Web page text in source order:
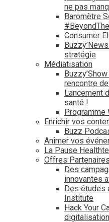
ne pas
Baromètre
Consumer
stratégie
Médiatisation
rencontre
Lancement
santé !
Programme
Enrichir vos
Buzz
Animer vos
La Pause
Offres Partenaires
Des
innovantes
Des études
Institute
Hack Your